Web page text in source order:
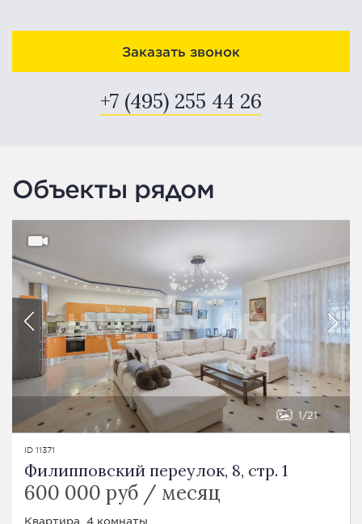
Заказать звонок
+7 (495) 255 44 26
Объекты рядом
1 21
ID 11371
Филипповский переулок, 8, стр. 1
600 000 руб / месяц
Квартира, 4 комнаты